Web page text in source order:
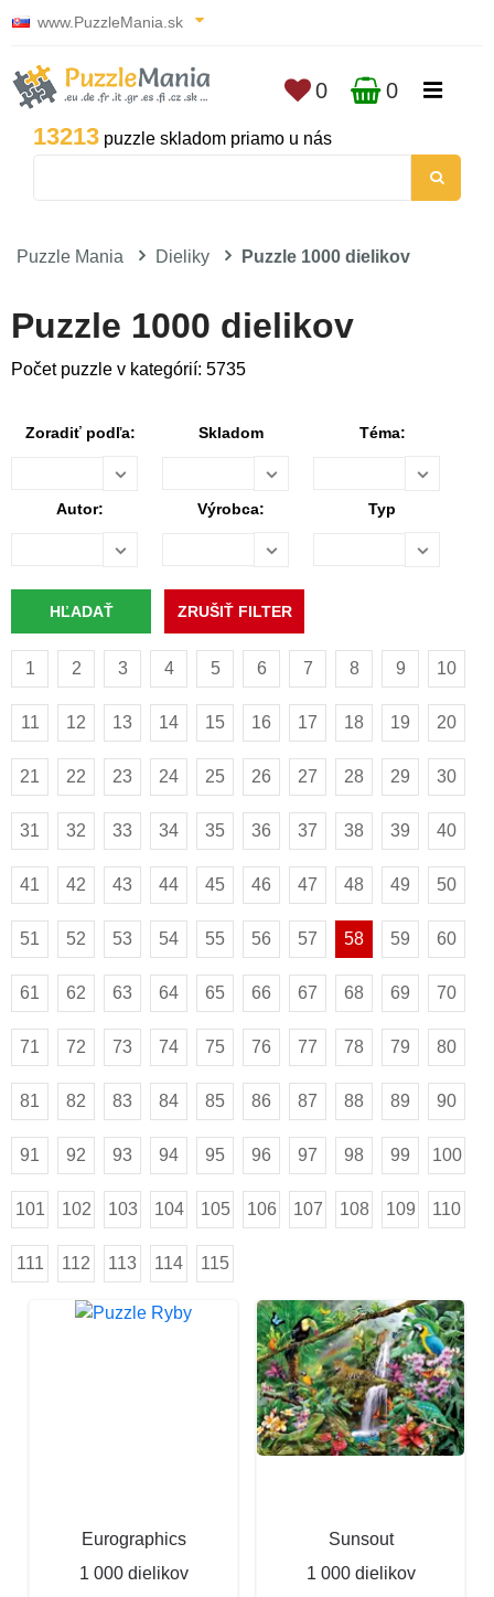
www.PuzzleMania.sk
13213 puzzle skladom priamo u nás
0 0
Puzzle Mania Dieliky Puzzle 1000 dielikov
Puzzle 1000 dielikov
Počet puzzle v kategórií: 5735
Zoradiť podľa: Skladom Téma:
Autor: Výrobca: Typ
1 2 3 4 5 6 7 8 9 10
11 12 13 14 15 16 17 18 19 20
21 22 23 24 25 26 27 28 29 30
31 32 33 34 35 36 37 38 39 40
41 42 43 44 45 46 47 48 49 50
51 52 53 54 55 56 57 58 59 60
61 62 63 64 65 66 67 68 69 70
71 72 73 74 75 76 77 78 79 80
81 82 83 84 85 86 87 88 89 90
91 92 93 94 95 96 97 98 99 100
101 102 103 104 105 106 107 108 109 110
111 112 113 114 115
Eurographics
1 000 dielikov
Sunsout
1 000 dielikov